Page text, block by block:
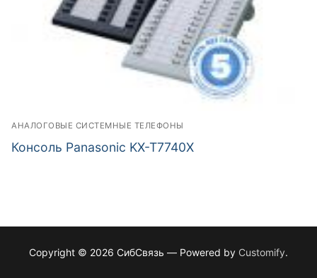
АНАЛОГОВЫЕ СИСТЕМНЫЕ ТЕЛЕФОНЫ
Консоль Panasonic KX-T7740X
Copyright © 2026 СибСвязь — Powered by Customify.